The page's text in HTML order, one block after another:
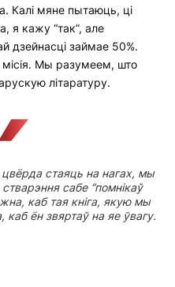
Калі мяне пытаюць, ці
я кажу “так”, але
дзейнасці займае 50%.
місія. Мы разумеем, што
літаратуру.
стаяць на нагах, мы
сабе “помнікаў
каб тая кніга, якую мы
ён звяртаў на яе ўвагу.